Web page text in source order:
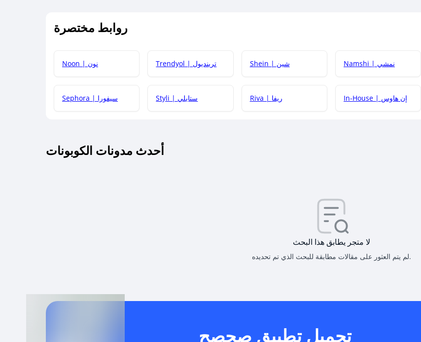
روابط مختصرة
Noon | نون Trendyol | ترينديول Shein | شين Namshi | نمشي
Sephora | سيفورا Styli | ستايلي Riva | ريفا In-House | إن هاوس
أحدث مدونات الكوبونات
لا متجر يطابق هذا البحث
لم يتم العثور على مقالات مطابقة للبحث الذي تم تحديده.
تحميل تطبيق صحصح